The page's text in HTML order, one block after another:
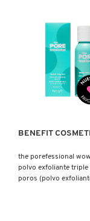
Ver más
BENEFIT
the porefessional
polvo exfoliante triple
poros (polvo